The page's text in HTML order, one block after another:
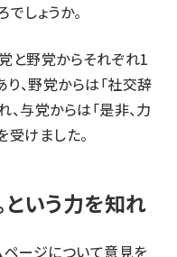
しょうか。
と野党からそれぞれ1
、野党からは「社交辞
与党からは「是非、力
受けました。
いう力を知れ
ページについて意見を